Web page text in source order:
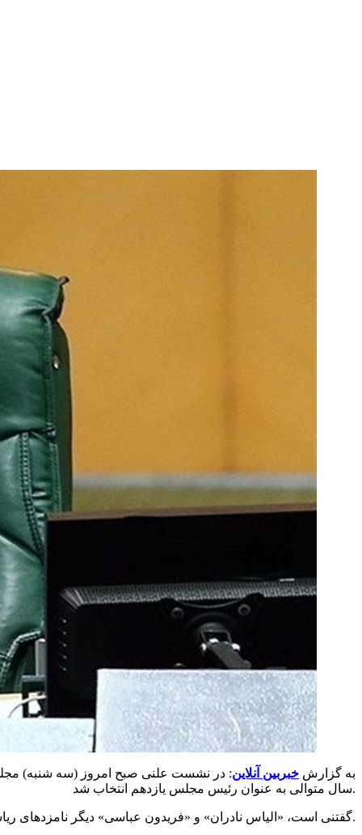
به گزارش خبربین آنلاین
سال متوالی به عنوان رئیس مجلس یازدهم انتخاب شد.
گفتنی است، «الیاس نادران» و «فریدون عباسی» دیگر نامزدهای ریاست مجلس بودند.